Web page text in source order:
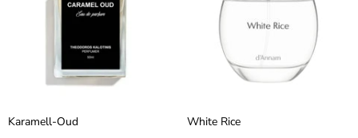
Karamell-Oud
White Rice